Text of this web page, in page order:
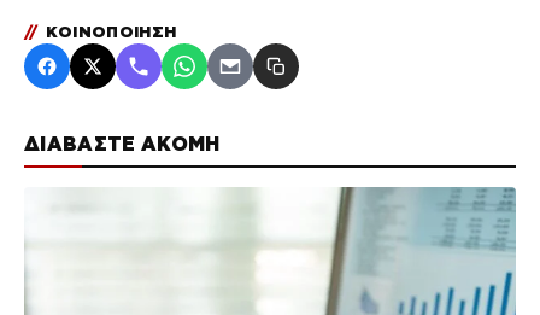
ΔΙΑΒΑΣΤΕ ΑΚΟΜΗ
// ΚΟΙΝΟΠΟΙΗΣΗ